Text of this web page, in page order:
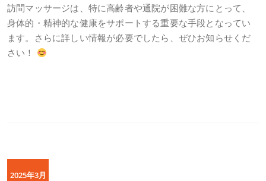
訪問マッサージは、特に高齢者や通院が困難な方にとって、
身体的・精神的な健康をサポートする重要な手段となってい
ます。さらに詳しい情報が必要でしたら、ぜひお知らせくだ
さい！
2025年3月